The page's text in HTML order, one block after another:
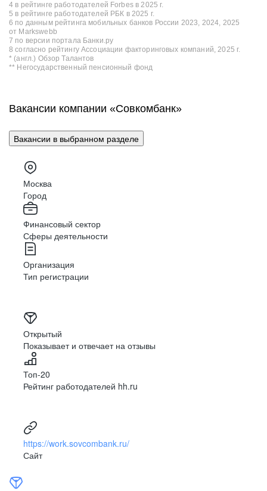
4 в рейтинге работодателей Forbes в 2025 г.
5 в рейтинге работодателей РБК в 2025 г.
6 по данным рейтинга мобильных банков России 2023, 2024, 2025
от Markswebb
7 по версии портала Банки.ру
8 согласно рейтингу Ассоциации факторинговых компаний, 2025 г.
* (англ.) Обзор Талантов
** Негосударственный пенсионный фонд
Вакансии компании «Совкомбанк»
Вакансии в выбранном разделе
Москва
Город
Финансовый сектор
Сферы деятельности
Организация
Тип регистрации
Открытый
Показывает и отвечает на отзывы
Топ-20
Рейтинг работодателей hh.ru
https://work.sovcombank.ru/
Сайт